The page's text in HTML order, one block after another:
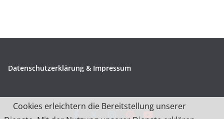
s
Datenschutzerklärung & Impressum
Cookies erleichtern die Bereitstellung unserer